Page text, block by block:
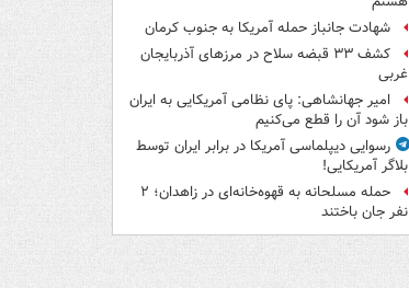
شهادت جانباز حمله آمریکا به جنوب کرمان
کشف ۳۳ قبضه سلاح در مرزهای آذربایجان
غربی
امیر جهانشاهی: پای نظامی آمریکایی به ایران
باز شود آن را قطع می‌کنیم
رسوایی دیپلماسی آمریکا در برابر ایران توسط
بلاگر آمریکایی!
حمله مسلحانه به قهوه‌خانه‌ای در زاهدان؛ ۲
نفر جان باختند